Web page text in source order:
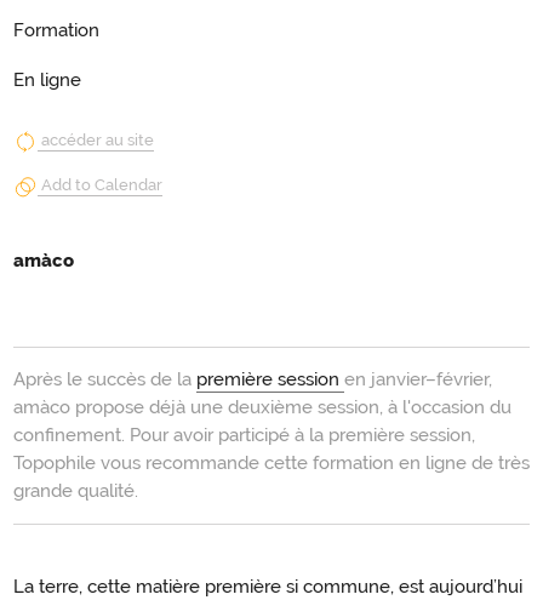
Formation
En ligne
accéder au site
Add to Calendar
amàco
Après le succès de la première session en janvier–février,
amàco propose déjà une deuxième session, à l'occasion du
confinement. Pour avoir participé à la première session,
Topophile vous recommande cette formation en ligne de très
grande qualité.
La terre, cette matière première si commune, est aujourd’hui